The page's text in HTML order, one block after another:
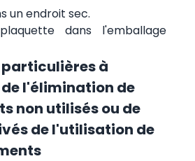
un endroit sec.
dans l'emballage
à
l'élimination de
non utilisés ou de
de l'utilisation de